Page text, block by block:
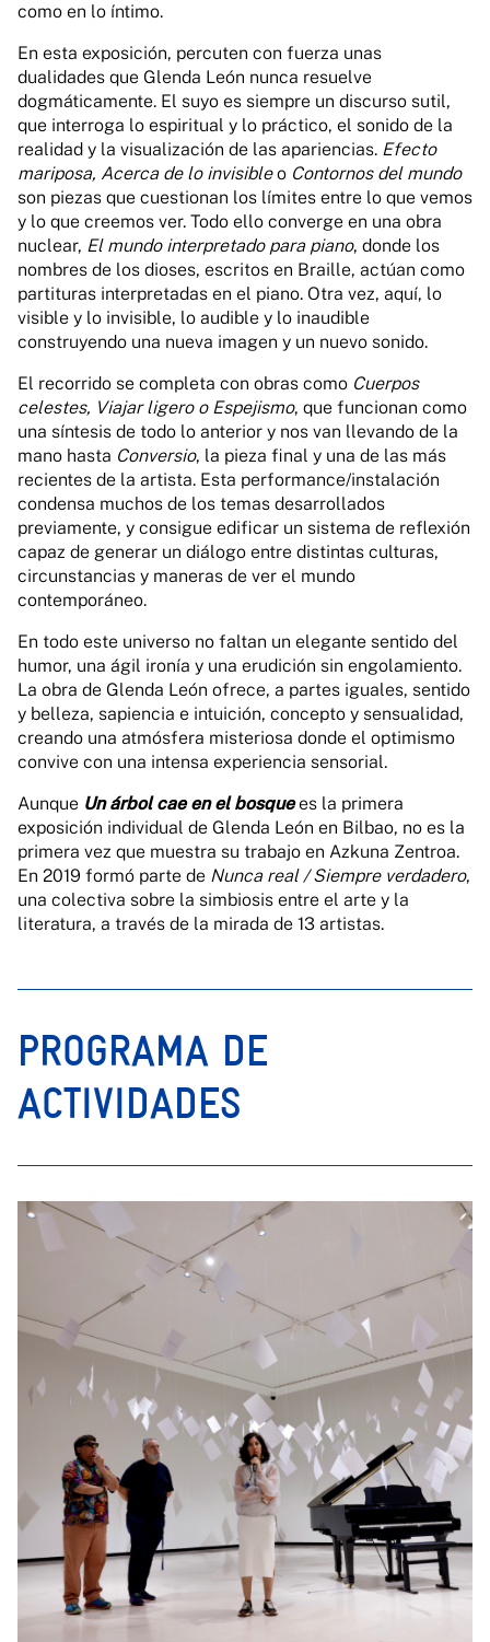
como en lo íntimo.
En esta exposición, percuten con fuerza unas
dualidades que Glenda León nunca resuelve
dogmáticamente. El suyo es siempre un discurso sutil,
que interroga lo espiritual y lo práctico, el sonido de la
realidad y la visualización de las apariencias. Efecto
mariposa, Acerca de lo invisibleo Contornos del mundo
son piezas que cuestionan los límites entre lo que vemos
y lo que creemos ver. Todo ello converge en una obra
nuclear, El mundo interpretado para piano, donde los
nombres de los dioses, escritos en Braille, actúan como
partituras interpretadas en el piano. Otra vez, aquí, lo
visible y lo invisible, lo audible y lo inaudible
construyendo una nueva imagen y un nuevo sonido.
El recorrido se completa con obras como Cuerpos
celestes, Viajar ligero o Espejismo, que funcionan como
una síntesis de todo lo anterior y nos van llevando de la
mano hasta Conversio, la pieza final y una de las más
recientes de la artista. Esta performance/instalación
condensa muchos de los temas desarrollados
previamente, y consigue edificar un sistema de reflexión
capaz de generar un diálogo entre distintas culturas,
circunstancias y maneras de ver el mundo
contemporáneo.
En todo este universo no faltan un elegante sentido del
humor, una ágil ironía y una erudición sin engolamiento.
La obra de Glenda León ofrece, a partes iguales, sentido
y belleza, sapiencia e intuición, concepto y sensualidad,
creando una atmósfera misteriosa donde el optimismo
convive con una intensa experiencia sensorial.
Aunque Un árbol cae en el bosquees la primera
exposición individual de Glenda León en Bilbao, no es la
primera vez que muestra su trabajo en Azkuna Zentroa.
En 2019 formó parte de Nunca real / Siempre verdadero,
una colectiva sobre la simbiosis entre el arte y la
literatura, a través de la mirada de 13 artistas.
PROGRAMA DE
ACTIVIDADES